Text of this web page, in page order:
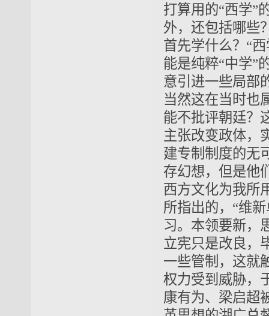
打算用的“西学”
外， 还包括哪些
首先学什么？“
能是纯粹“中学”
意引进一些局部
当然这在当时也
能不批评朝廷？
主张改变政体，
建专制制度的无
存幻想，但是他
西方文化为我所
所指出的， “维
习。 本领要新，
立宪只是改良，
一些管制 ，这就
权力受到威胁，
康有为、梁启超